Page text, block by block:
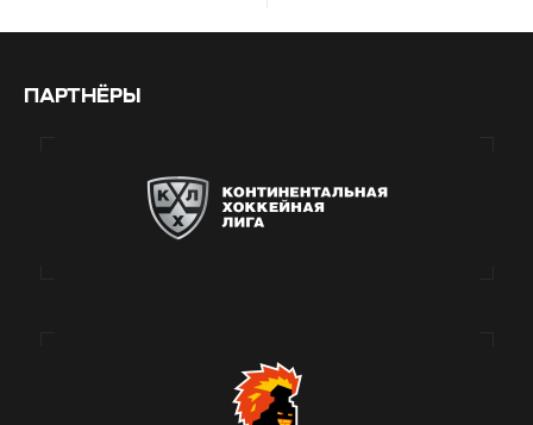
ПАРТНЁРЫ